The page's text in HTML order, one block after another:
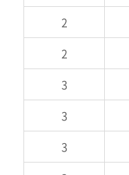
2
2
3
3
3